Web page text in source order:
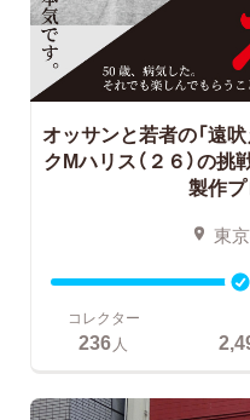
オッサンと若者の「遠吠
クMハリス（２６）の
製作プ
東
コレクター
236人